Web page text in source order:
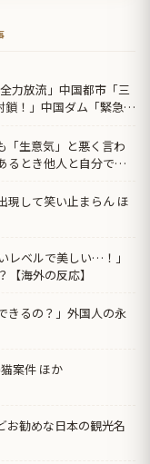
力放流」中国都市「三
！」中国ダム「緊急放
「生意気」と悪く言わ
るとき他人と自分では
現して笑い止まらん ほ
レベルで美しい…！」
海外の反応】
きるの？」外国人の永
案件 ほか
お勧めな日本の観光名